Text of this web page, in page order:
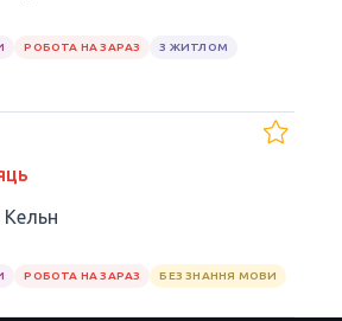
РОБОТА НА ЗАРАЗ
З ЖИТЛОМ
Кельн
РОБОТА НА ЗАРАЗ БЕЗ ЗНАННЯ МОВИ